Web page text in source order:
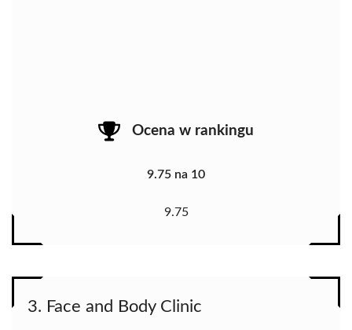
Ocena w rankingu
9.75 na 10
9.75
3. Face and Body Clinic